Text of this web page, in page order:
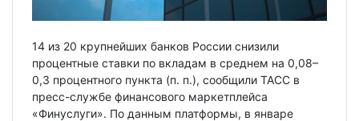
14 из 20 крупнейших банков России снизили
процентные ставки по вкладам в среднем на 0,08–
0,3 процентного пункта (п. п.), сообщили ТАСС в
пресс-службе финансового маркетплейса
«Финуслуги». По данным платформы, в январе